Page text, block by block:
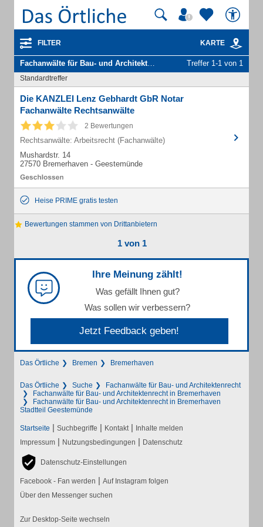
FILTER KARTE
Fachanwälte für Bau- und Architektenrecht in Bremerhaven
Treffer 1-1 von 1
Standardtreffer
Die KANZLEI Lenz Gebhardt GbR Notar
Fachanwälte Rechtsanwälte
2 Bewertungen
Rechtsanwälte: Arbeitsrecht (Fachanwälte)
Mushardstr. 14
27570 Bremerhaven - Geestemünde
Heise PRIME gratis testen
Bewertungen stammen von Drittanbietern
1 von 1
Ihre Meinung zählt!
Was gefällt Ihnen gut?
Was sollen wir verbessern?
Jetzt Feedback geben!
Das Örtliche Bremen Bremerhaven
Das Örtliche Suche
Fachanwälte für Bau- und Architektenrecht
Fachanwälte für Bau- und Architektenrecht in Bremerhaven
Fachanwälte für Bau- und Architektenrecht in Bremerhaven
Stadtteil Geestemünde
Startseite | Suchbegriffe | Kontakt | Inhalte melden
Impressum | Nutzungsbedingungen | Datenschutz
Datenschutz-Einstellungen
Facebook - Fan werden | Auf Instagram folgen
Über den Messenger suchen
Zur Desktop-Seite wechseln